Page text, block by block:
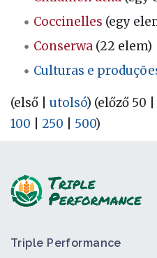
Coccinelles (egy
Conserwa (22 elem)
Culturas e
(első utolsó) (előző 50
100
250 500)
Triple Performance